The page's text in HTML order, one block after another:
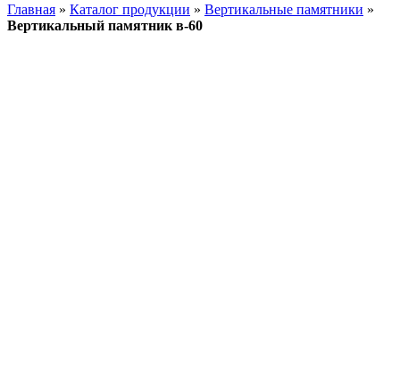
Главная » Каталог продукции » Вертикальные памятники »
Вертикальный памятник в-60